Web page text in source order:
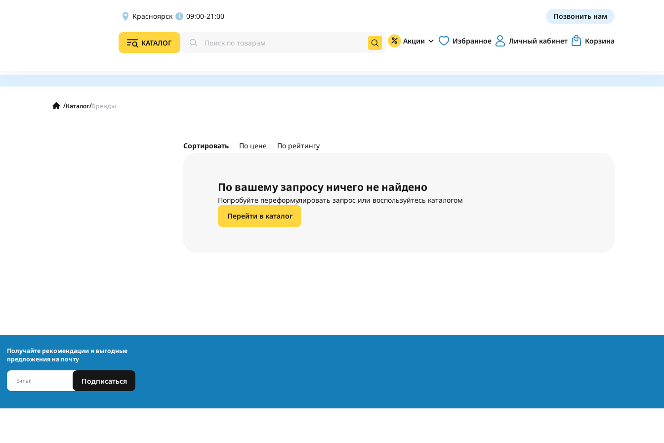
Красноярск 09:00-21:00 Позвонить нам
КАТАЛОГ Акции Избранное Личный кабинет Корзина
/Каталог/Бренды
Сортировать По цене По рейтингу
По вашему запросу ничего не найдено
Попробуйте переформулировать запрос или воспользуйтесь каталогом
Перейти в каталог
Получайте рекомендации и выгодные
предложения на почту
Подписаться